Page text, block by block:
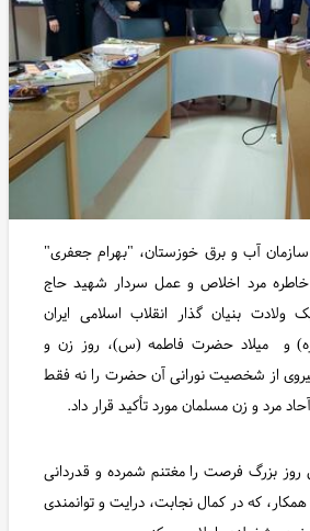
آب و برق خوزستان، "بهرام جعفری"
مرد اخلاص و عمل سردار شهید حاج
بنیان گذار انقلاب اسلامی ایران
و میلاد حضرت فاطمه (س)، روز زن و
از شخصیت نورانی آن حضرت را نه فقط
مرد و زن مسلمان مورد تأکید قرار داد.
روز بزرگ فرصت را مغتنم شمرده و قدردانی
همکار، که در کمال نجابت، درایت و توانمندی